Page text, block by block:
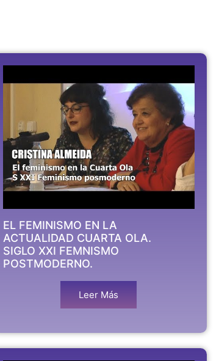
EL FEMINISMO EN LA
ACTUALIDAD CUARTA OLA.
SIGLO XXI FEMNISMO
POSTMODERNO.
Leer Más